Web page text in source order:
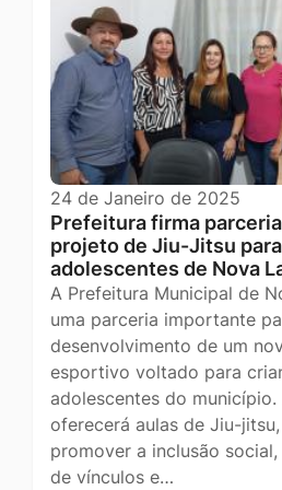
24 de Janeiro de 2025
Prefeitura firma
projeto de Jiu-Jitsu
adolescentes de Nova
A Prefeitura Municipal de
uma parceria importante
desenvolvimento de um
esportivo voltado para
adolescentes do
oferecerá aulas de Jiu-
promover a inclusão
de vínculos e…